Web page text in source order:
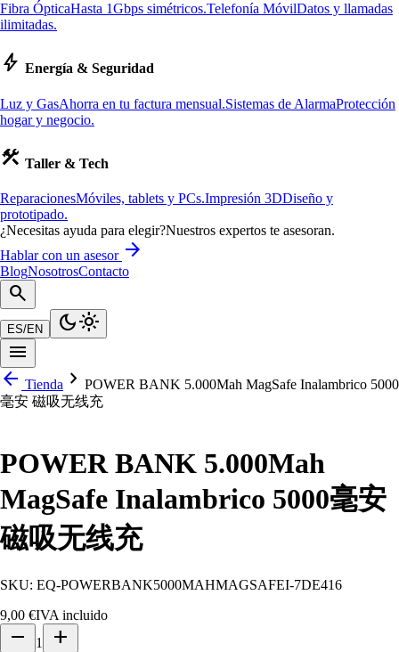
Fibra ÓpticaHasta 1Gbps simétricos.Telefonía MóvilDatos y llamadas
ilimitadas.
bolt Energía & Seguridad
Luz y GasAhorra en tu factura mensual.Sistemas de AlarmaProtección
hogar y negocio.
construction Taller & Tech
ReparacionesMóviles, tablets y PCs.Impresión 3DDiseño y
prototipado.
¿Necesitas ayuda para elegir?Nuestros expertos te asesoran.
Hablar con un asesor arrow_forward
BlogNosotrosContacto
search
ES/EN dark_modelight_mode
menu
arrow_back Tienda chevron_right POWER BANK 5.000Mah MagSafe Inalambrico 5000
毫安 磁吸无线充
POWER BANK 5.000Mah
MagSafe Inalambrico 5000毫安
磁吸无线充
SKU: EQ-POWERBANK5000MAHMAGSAFEI-7DE416
9,00 €IVA incluido
remove 1
add